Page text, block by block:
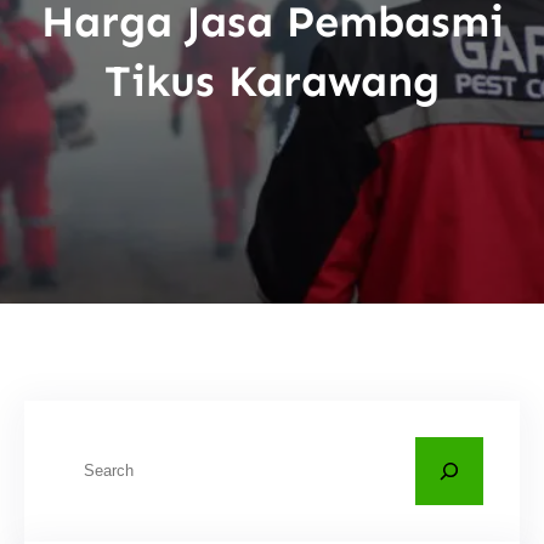
Harga Jasa Pembasmi
Tikus Karawang